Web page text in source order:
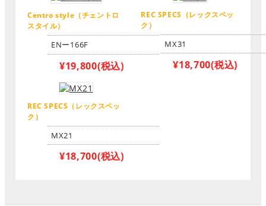
Centro style（チェントロ
スタイル）
ENー166F
¥19,800(税込)
REC SPECS（レックスペッ
ク）
MX31
¥18,700(税込)
REC SPECS（レックスペッ
ク）
MX21
¥18,700(税込)